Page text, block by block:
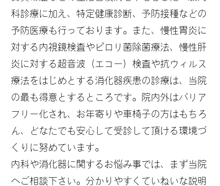
科診療に加え、特定健康診断、予防接種などの
予防医療も行っております。また、慢性胃炎に
対する内視鏡検査やピロリ菌除菌療法、慢性肝
炎に対する超音波（エコー）検査や抗ウィルス
療法をはじめとする消化器疾患の診療は、当院
の最も得意とするところです。院内外はバリア
フリー化され、お年寄りや車椅子の方はもちろ
ん、どなたでも安心して受診して頂ける環境づ
くりに努めています。
内科や消化器に関するお悩み事では、まず当院
へご相談下さい。分かりやすくていねいな説明